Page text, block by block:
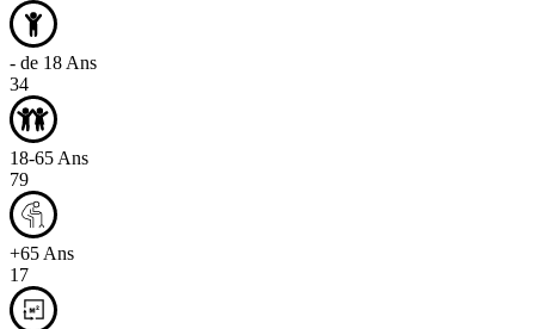
- de 18 Ans
34
18-65 Ans
79
+65 Ans
17